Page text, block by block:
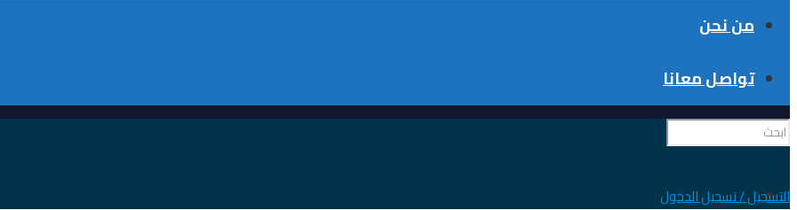
من نحن
تواصل معانا
التسجيل / تسجيل الدخول